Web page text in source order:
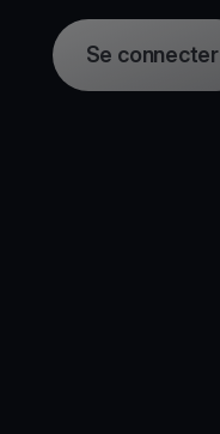
Se connecter